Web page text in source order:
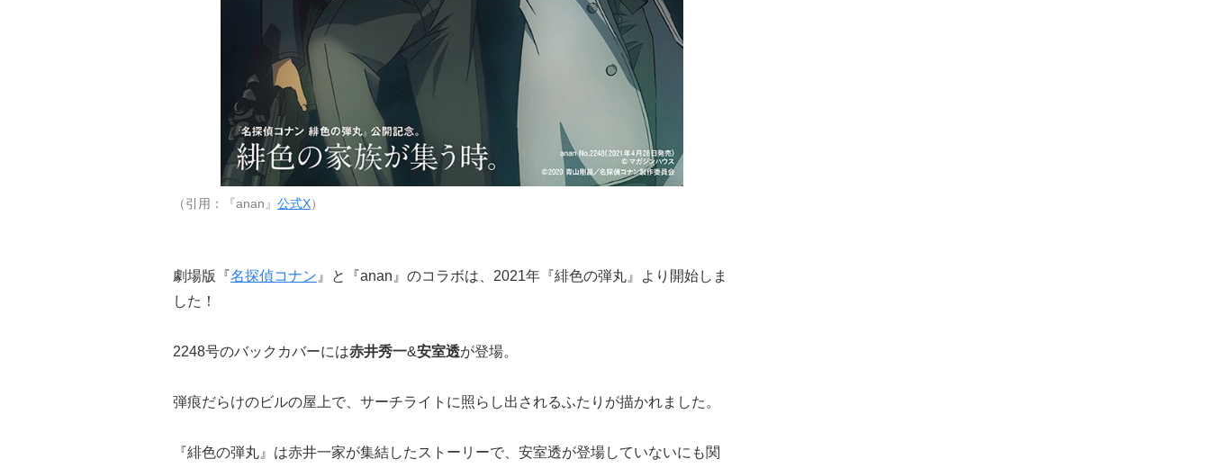
（引用：『anan』 公式X）
劇場版『名探偵コナン 』と『anan』のコラボは、2021年『緋色の弾丸』より開始しま
した！
2248号のバックカバーには赤井秀一&安室透が登場。
弾痕だらけのビルの屋上で、サーチライトに照らし出されるふたりが描かれました。
『緋色の弾丸』は赤井一家が集結したストーリーで、安室透が登場していないにも関